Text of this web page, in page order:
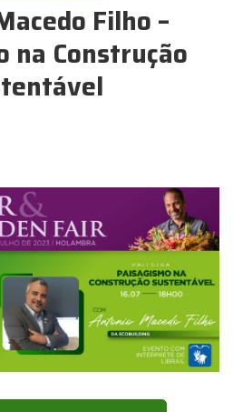
Filho –
na Construção